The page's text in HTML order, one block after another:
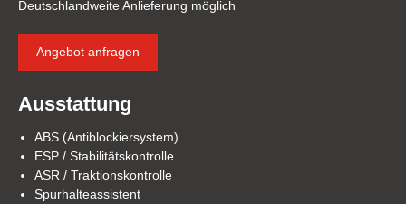
Deutschlandweite Anlieferung möglich
Angebot anfragen
Ausstattung
ABS (Antiblockiersystem)
ESP / Stabilitätskontrolle
ASR / Traktionskontrolle
Spurhalteassistent